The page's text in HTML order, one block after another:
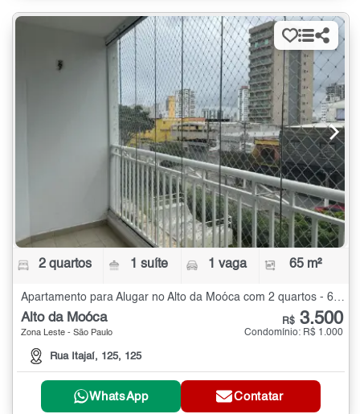
2 quartos 1 suíte 1 vaga 65 m²
Apartamento para Alugar no Alto da Moóca com 2 quartos - 65 m²
Alto da Moóca
Zona Leste - São Paulo
Rua Itajaí, 125, 125
R$ 3.500
Condomínio: R$ 1.000
WhatsApp Contatar